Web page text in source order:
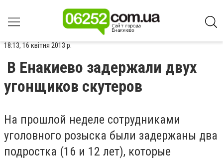
18:13, 16 квітня 2013 р.
В Енакиево задержали двух
угонщиков скутеров
На прошлой неделе сотрудниками
уголовного розыска были задержаны два
подростка (16 и 12 лет), которые